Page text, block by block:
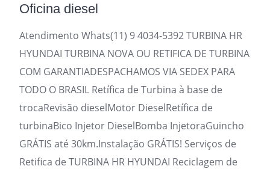
Oficina diesel
Atendimento Whats(11) 9 4034-5392 TURBINA HR
HYUNDAI TURBINA NOVA OU RETIFICA DE TURBINA
COM GARANTIADESPACHAMOS VIA SEDEX PARA
TODO O BRASIL Retífica de Turbina à base de
trocaRevisão dieselMotor DieselRetífica de
turbinaBico Injetor DieselBomba InjetoraGuincho
GRÁTIS até 30km.Instalação GRÁTIS! Serviços de
Retifica de TURBINA HR HYUNDAI Reciclagem de